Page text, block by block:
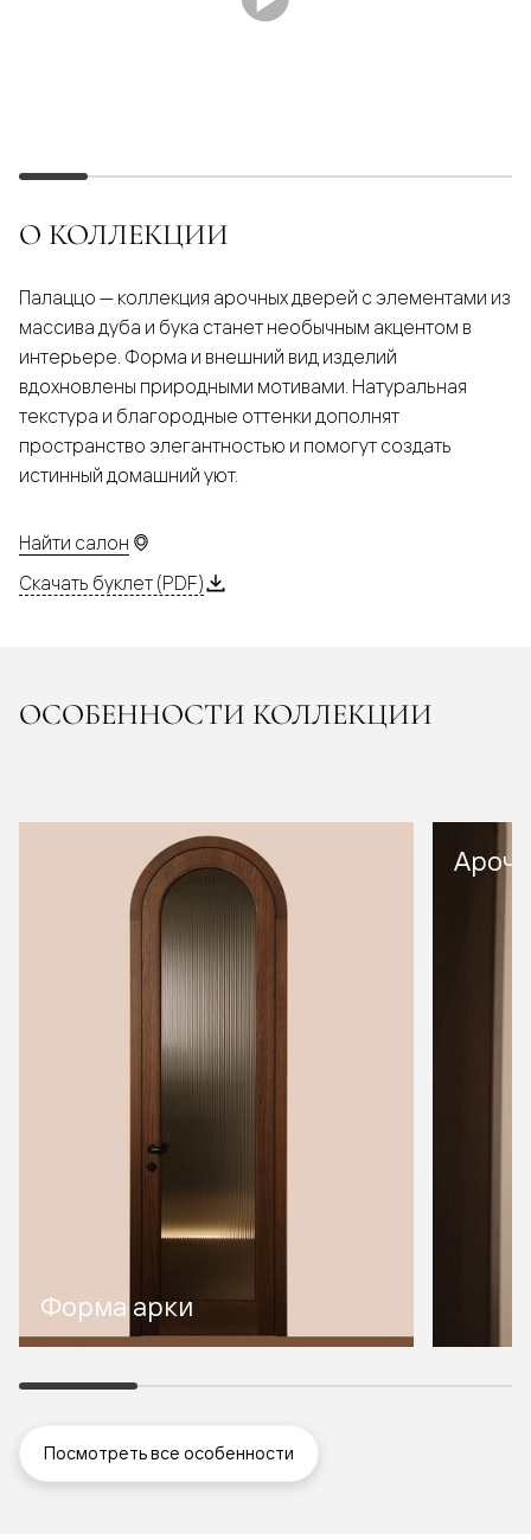
О КОЛЛЕКЦИИ
Палаццо — коллекция арочных дверей с элементами из
массива дуба и бука станет необычным акцентом в
интерьере. Форма и внешний вид изделий
вдохновлены природными мотивами. Натуральная
текстура и благородные оттенки дополнят
пространство элегантностью и помогут создать
истинный домашний уют.
Найти салон
Скачать буклет (PDF)
ОСОБЕННОСТИ КОЛЛЕКЦИИ
Форма арки
Посмотреть все особенности